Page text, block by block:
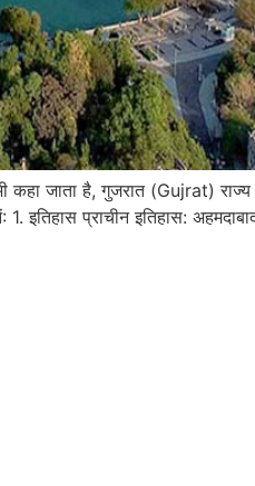
कहा जाता है, गुजरात (Gujrat)
इतिहास प्राचीन इतिहास: